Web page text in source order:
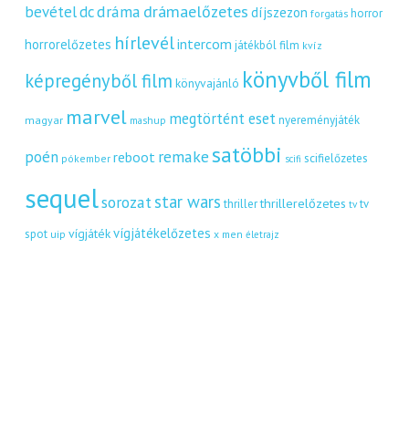
bevételdcdráma drámaelőzetes díjszezon forgatás horror
horrorelőzetes hírlevélintercom játékból film kvíz
képregényből film könyvajánló könyvből film
magyar marvel mashup megtörtént eset nyereményjáték
poén pókember reboot remakesatöbbi scifi scifielőzetes
sequelsorozatstar wars thriller thrillerelőzetes tv tv
spot uip vígjátékvígjátékelőzetes x men életrajz